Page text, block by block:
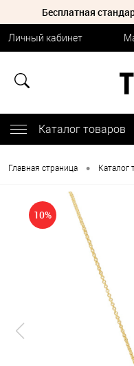
Бесплатная
Личный кабинет
Каталог товаров
Главная страница • Каталог
10%